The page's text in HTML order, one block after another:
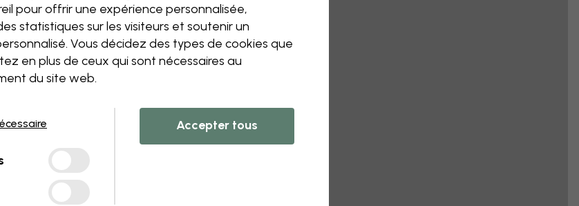
pour offrir une expérience personnalisée,
statistiques sur les visiteurs et soutenir un
Vous décidez des types de cookies que
en plus de ceux qui sont nécessaires au
du site web.
Accepter tous